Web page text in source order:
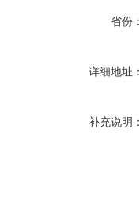
省份
详细地址
补充说明